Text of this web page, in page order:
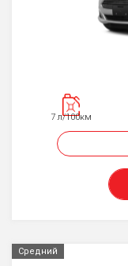
7 л/100км
Средний